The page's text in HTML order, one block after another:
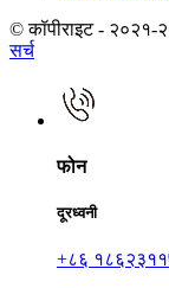
© कॉपीराइट - २०२१-
सर्च
फोन
दूरध्वनी
+८६